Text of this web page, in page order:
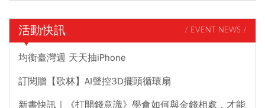
活動快訊 / EVENT NEWS /
均衡臺灣週 天天抽iPhone
訂閱贈【歌林】AI聲控3D擺頭循環扇
新書快訊｜《打開錢意識》學會如何與金錢相處，才能